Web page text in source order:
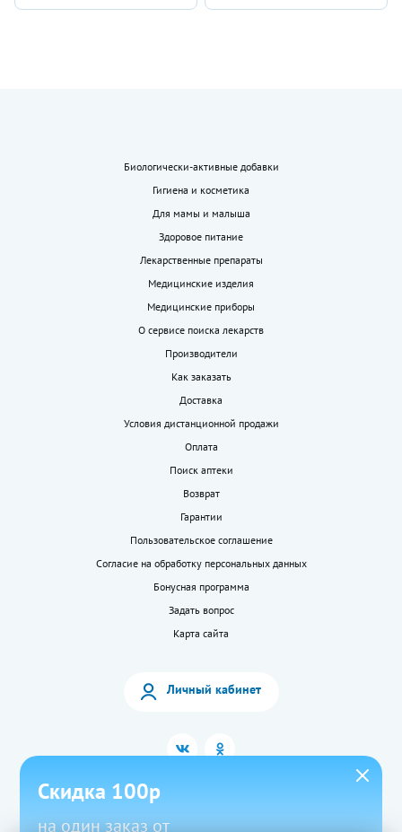
Биологически-активные добавки
Гигиена и косметика
Для мамы и малыша
Здоровое питание
Лекарственные препараты
Медицинские изделия
Медицинские приборы
О сервисе поиска лекарств
Производители
Как заказать
Доставка
Условия дистанционной продажи
Оплата
Поиск аптеки
Возврат
Гарантии
Пользовательское соглашение
Согласие на обработку персональных данных
Бонусная программа
Задать вопрос
Карта сайта
Личный кабинет
Скидка 100р
на один заказ от